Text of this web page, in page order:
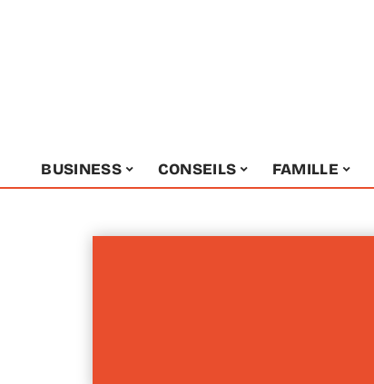
BUSINESS CONSEILS FAMILLE